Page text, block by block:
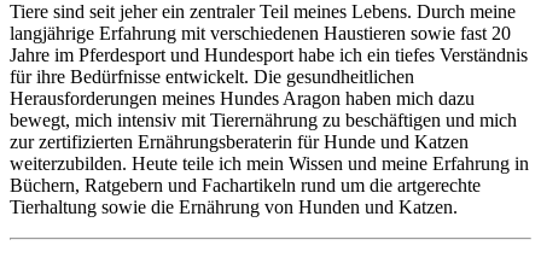
Tiere sind seit jeher ein zentraler Teil meines Lebens. Durch meine
langjährige Erfahrung mit verschiedenen Haustieren sowie fast 20
Jahre im Pferdesport und Hundesport habe ich ein tiefes Verständnis
für ihre Bedürfnisse entwickelt. Die gesundheitlichen
Herausforderungen meines Hundes Aragon haben mich dazu
bewegt, mich intensiv mit Tierernährung zu beschäftigen und mich
zur zertifizierten Ernährungsberaterin für Hunde und Katzen
weiterzubilden. Heute teile ich mein Wissen und meine Erfahrung in
Büchern, Ratgebern und Fachartikeln rund um die artgerechte
Tierhaltung sowie die Ernährung von Hunden und Katzen.